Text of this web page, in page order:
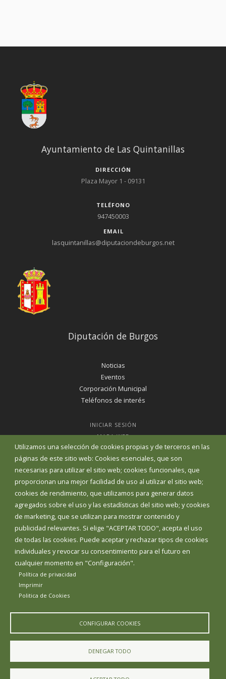
talleres de percusión, talleres manuales (con elementos de
iniciación al parkour, taller de cócteles sin alcohol… REQUISITOS
DE LOS PARTICPANTES: Jóvenes de 11 a 17 años
(aproximadamente) Más información en:
ceas5ac1@diputaciondeburgos.es; ; 1 Si fuera necesario
modificar la fecha de alguna de las sesiones, se acordará
Utilizamos una selección de cookies propias y de terceros en las
páginas de este sitio web: Cookies esenciales, que son
necesarias para utilizar el sitio web; cookies funcionales, que
proporcionan una mejor facilidad de uso al utilizar el sitio web;
cookies de rendimiento, que utilizamos para generar datos
agregados sobre el uso y las estadísticas del sitio web; y cookies
de marketing, que se utilizan para mostrar contenido y
publicidad relevantes. Si elige "ACEPTAR TODO", acepta el uso
de todas las cookies. Puede aceptar y rechazar tipos de cookies
individuales y revocar su consentimiento para el futuro en
cualquier momento en "Configuración".
Política de privacidad
Imprimir
Politica de Cookies
CONFIGURAR COOKIES
DENEGAR TODO
Ayuntamiento de Las Quintanillas
DIRECCIÓN
Plaza Mayor 1 - 09131
TELÉFONO
947450003
EMAIL
lasquintanillas@diputaciondeburgos.net
Diputación de Burgos
Noticias
Eventos
Corporación Municipal
Teléfonos de interés
INICIAR SESIÓN
MAPA WEB
Diputación de Burgos
Aviso Legal Política de privacidad